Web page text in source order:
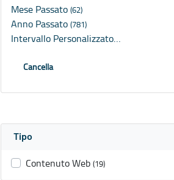
Mese Passato (62)
Anno Passato (781)
Intervallo Personalizzato…
Cancella
Tipo
Contenuto Web (19)